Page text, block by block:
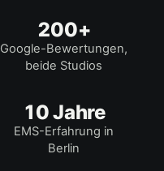
200+
Google-Bewertungen,
beide Studios
10 Jahre
EMS-Erfahrung in
Berlin